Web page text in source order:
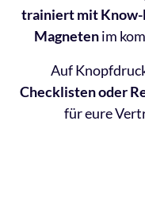
trainiert mit Know-
Magneten im
Auf
Checklisten oder
für eure